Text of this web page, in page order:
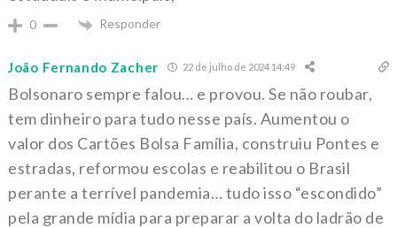
0 Responder
João Fernando Zacher 22 de julho de 2024 14:49
Bolsonaro sempre falou… e provou. Se não roubar,
tem dinheiro para tudo nesse país. Aumentou o
valor dos Cartões Bolsa Família, construiu Pontes e
estradas, reformou escolas e reabilitou o Brasil
perante a terrível pandemia… tudo isso “escondido”
pela grande mídia para preparar a volta do ladrão de